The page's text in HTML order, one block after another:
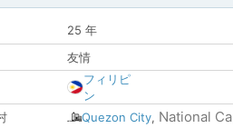
25 年
友情
フィリピ
ン
Quezon City, National